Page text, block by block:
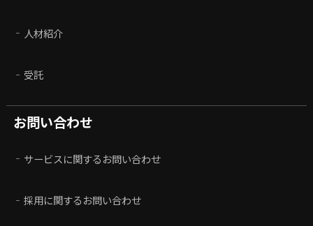
人材紹介
受託
お問い合わせ
サービスに関するお問い合わせ
採用に関するお問い合わせ